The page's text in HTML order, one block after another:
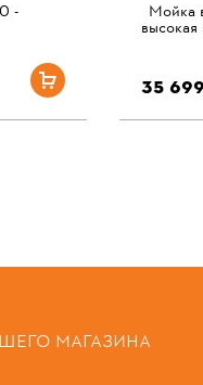
- Мойка
35
МАГАЗИНА